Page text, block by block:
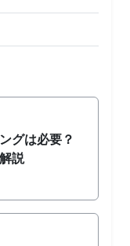
グは必要？
説